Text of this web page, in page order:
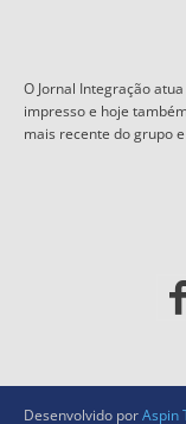
O Jornal Integração
impresso e hoje
mais recente do grupo
Desenvolvido porAspin